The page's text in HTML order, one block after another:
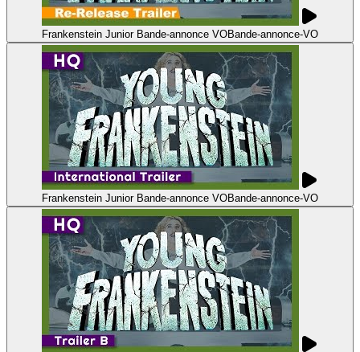
Frankenstein Junior Bande-annonce VOBande-annonce-VO
Frankenstein Junior Bande-annonce VOBande-annonce-VO